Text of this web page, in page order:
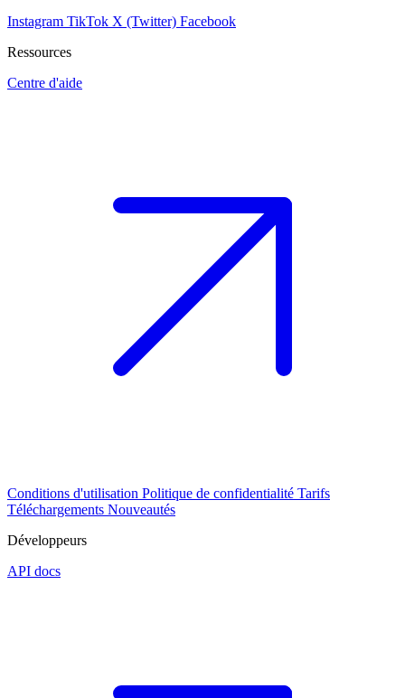
Instagram TikTok X (Twitter) Facebook
Ressources
Centre d'aide
Conditions d'utilisation Politique de confidentialité Tarifs
Téléchargements Nouveautés
Développeurs
API docs